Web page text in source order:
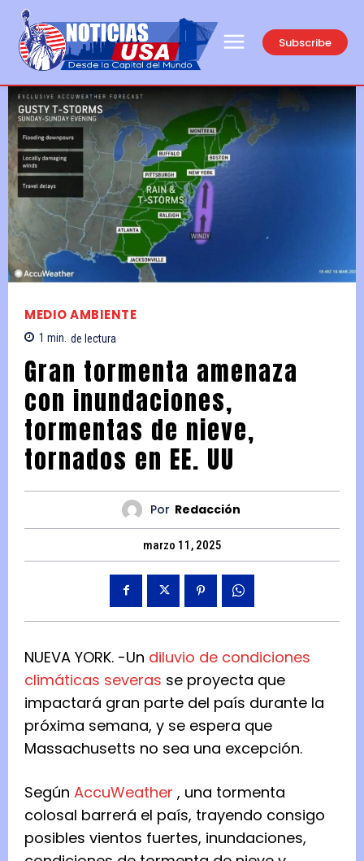
Subscribe
MEDIO AMBIENTE
1 min. de lectura
Gran tormenta amenaza
con inundaciones,
tormentas de nieve,
tornados en EE. UU
Por Redacción
marzo 11, 2025
NUEVA YORK. -Un diluvio de condiciones
climáticas severas se proyecta que
impactará gran parte del país durante la
próxima semana, y se espera que
Massachusetts no sea una excepción.
Según AccuWeather , una tormenta
colosal barrerá el país, trayendo consigo
posibles vientos fuertes, inundaciones,